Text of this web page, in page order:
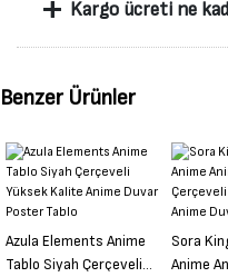
Kargo ücreti ne
Benzer Ürünler
Azula Elements Anime
Tablo Siyah Çerçeveli
Sora
Anime